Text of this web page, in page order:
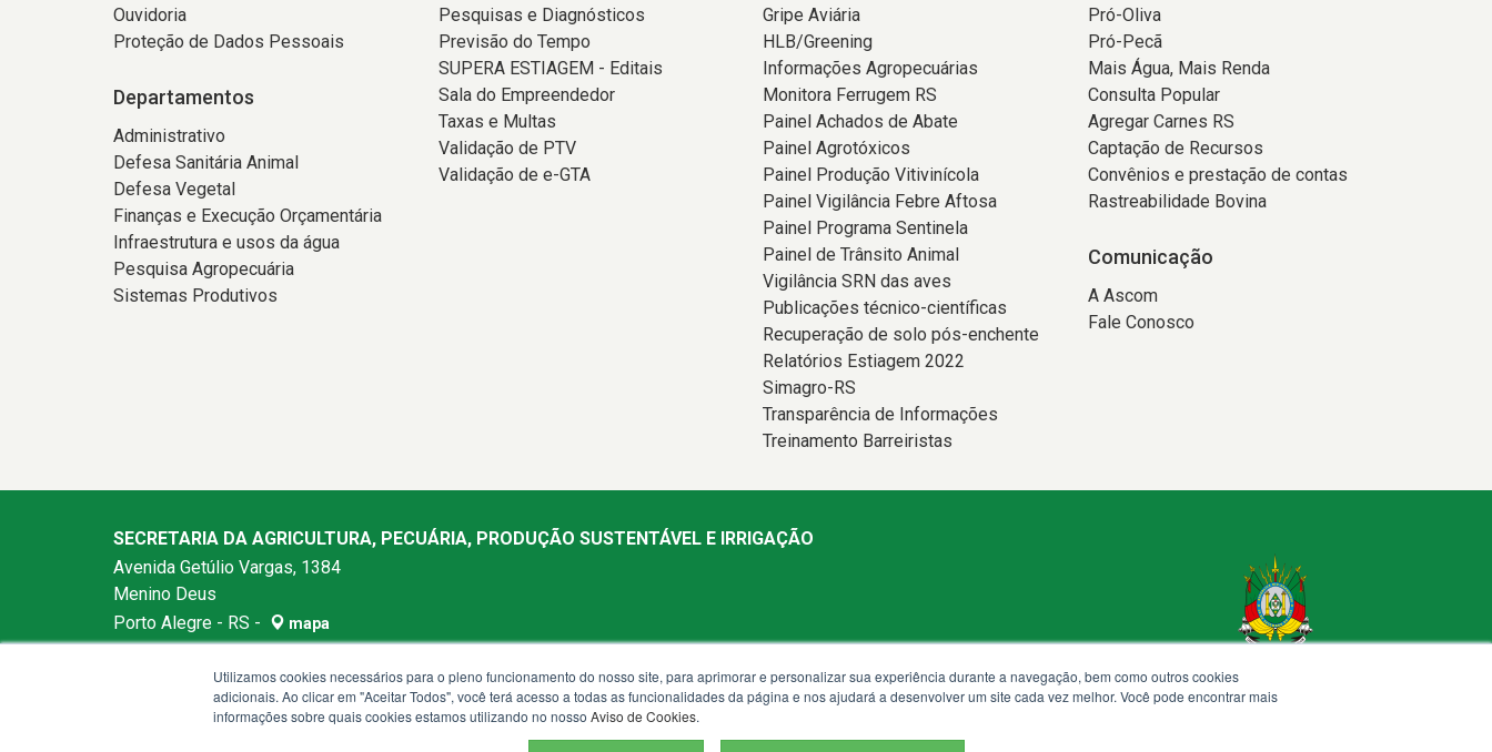
Ouvidoria
Proteção de Dados Pessoais
Departamentos
Administrativo
Defesa Sanitária Animal
Defesa Vegetal
Finanças e Execução Orçamentária
Infraestrutura e usos da água
Pesquisa Agropecuária
Sistemas Produtivos
Pesquisas e Diagnósticos
Previsão do Tempo
SUPERA ESTIAGEM - Editais
Sala do Empreendedor
Taxas e Multas
Validação de PTV
Validação de e-GTA
Gripe Aviária
HLB/Greening
Informações Agropecuárias
Monitora Ferrugem RS
Painel Achados de Abate
Painel Agrotóxicos
Painel Produção Vitivinícola
Painel Vigilância Febre Aftosa
Painel Programa Sentinela
Painel de Trânsito Animal
Vigilância SRN das aves
Publicações técnico-científicas
Recuperação de solo pós-enchente
Relatórios Estiagem 2022
Simagro-RS
Transparência de Informações
Treinamento Barreiristas
Pró-Oliva
Pró-Pecã
Mais Água, Mais Renda
Consulta Popular
Agregar Carnes RS
Captação de Recursos
Convênios e prestação de contas
Rastreabilidade Bovina
Comunicação
A Ascom
Fale Conosco
SECRETARIA DA AGRICULTURA, PECUÁRIA, PRODUÇÃO SUSTENTÁVEL E IRRIGAÇÃO
Avenida Getúlio Vargas, 1384
Menino Deus
Porto Alegre - RS -
mapa
90150-004
(51) 3288-6200
Horários de atendimento: das 8h30 às 12h e das 13h30 às 18h
Utilizamos cookies necessários para o pleno funcionamento do nosso site, para aprimorar e personalizar sua experiência durante a navegação, bem como outros cookies
adicionais. Ao clicar em "Aceitar Todos", você terá acesso a todas as funcionalidades da página e nos ajudará a desenvolver um site cada vez melhor. Você pode encontrar mais
informações sobre quais cookies estamos utilizando no nosso Aviso de Cookies.